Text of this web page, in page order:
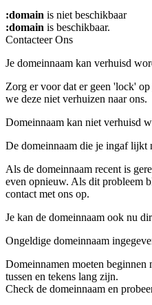
:domain is niet beschikbaar
:domain is beschikbaar.
Contacteer Ons
Je domeinnaam kan verhuisd
Zorg er voor dat er geen 'lock'
we deze niet verhuizen naar ons.
Domeinnaam kan niet verhuisd
De domeinnaam die je ingaf lijkt
Als de domeinnaam recent is
even opnieuw. Als dit probleem
contact met ons op.
Je kan de domeinnaam ook nu
Ongeldige domeinnaam
Domeinnamen moeten beginnen
tussen en tekens lang zijn.
Check de domeinnaam en